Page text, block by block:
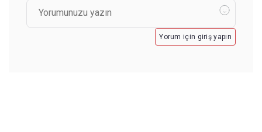
Yorum için giriş yapın